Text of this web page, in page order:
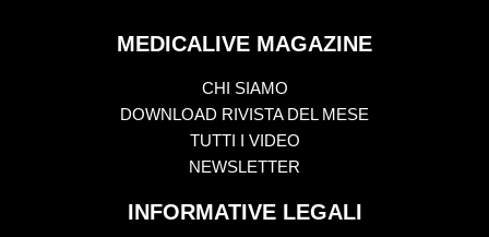
MEDICALIVE MAGAZINE
CHI SIAMO
DOWNLOAD RIVISTA DEL MESE
TUTTI I VIDEO
NEWSLETTER
INFORMATIVE LEGALI